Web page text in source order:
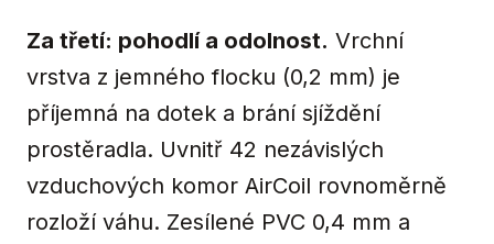
Za třetí: pohodlí a odolnost. Vrchní
vrstva z jemného flocku (0,2 mm) je
příjemná na dotek a brání sjíždění
prostěradla. Uvnitř 42 nezávislých
vzduchových komor AirCoil rovnoměrně
rozloží váhu. Zesílené PVC 0,4 mm a